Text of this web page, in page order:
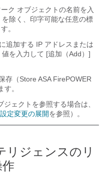
ク オブジェクトの名前を入
を除く、印字可能な任意の標
。
追加する IP アドレスまたは
を入力して [追加（Add）]
存（Store ASA FirePOWER
す。
ェクトを参照する場合は、
設定変更の展開を参照）。
リジェンスのリ